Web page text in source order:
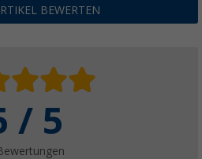
BEWERTEN
/ 5